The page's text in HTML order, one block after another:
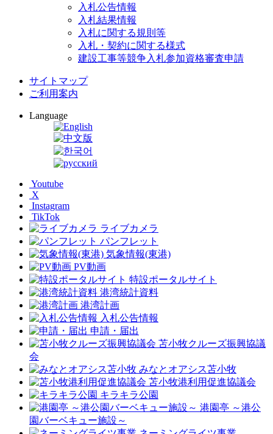
入札公告情報
入札結果情報
入札に関する規則等
入札・契約に関する様式
建設工事等競争入札参加資格審査申請
サイトマップ
ご利用案内
Language
Youtube
X
Instagram
TikTok
ライブカメラ
パンフレット
気象情報(東港)
PV動画
特設ポータルサイト
港湾統計資料
港湾計画
入札公告情報
申請・届出
苫小牧クルーズ振興協議
会
みなとオアシス苫小牧
苫小牧港利用促進協議会
キラキラ公園
港園亭 ～港公
園バーベキュー施設～